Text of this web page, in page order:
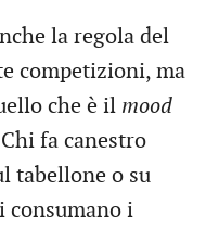
la regola del
competizioni, ma
che è il mood
fa canestro
tabellone o su
consumano i